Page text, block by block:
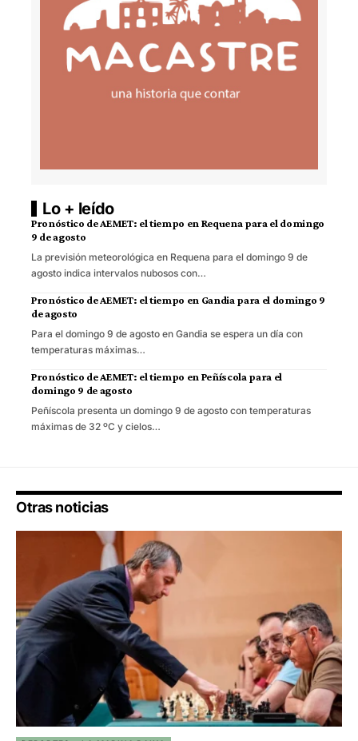
Lo + leído
Pronóstico de AEMET: el tiempo en Requena para el domingo
9 de agosto
La previsión meteorológica en Requena para el domingo 9 de
agosto indica intervalos nubosos con…
Pronóstico de AEMET: el tiempo en Gandia para el domingo 9
de agosto
Para el domingo 9 de agosto en Gandia se espera un día con
temperaturas máximas…
Pronóstico de AEMET: el tiempo en Peñíscola para el
domingo 9 de agosto
Peñíscola presenta un domingo 9 de agosto con temperaturas
máximas de 32 ºC y cielos…
Otras noticias